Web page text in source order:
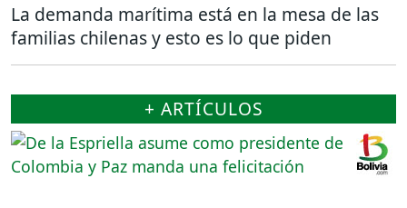
La demanda marítima está en la mesa de las
familias chilenas y esto es lo que piden
+ ARTÍCULOS